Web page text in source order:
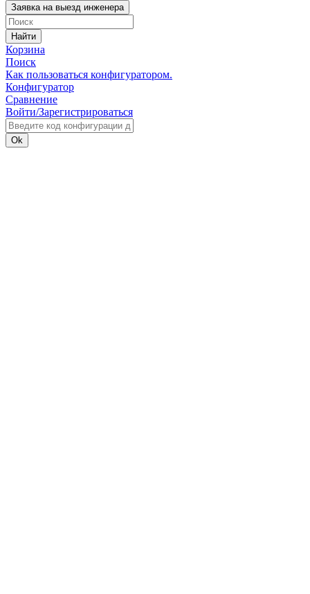
Заявка на выезд инженера
Найти
Корзина
Поиск
Как пользоваться конфигуратором.
Конфигуратор
Сравнение
Войти/Зарегистрироваться
Ok